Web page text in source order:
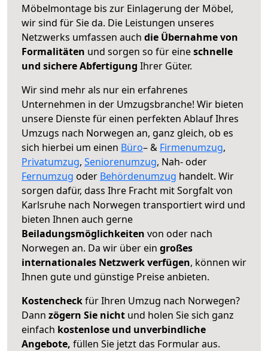
Möbelmontage bis zur Einlagerung der Möbel,
wir sind für Sie da. Die Leistungen unseres
Netzwerks umfassen auch die Übernahme von
Formalitäten und sorgen so für eineschnelle
und sichere Abfertigung Ihrer Güter.
Wir sind mehr als nur ein erfahrenes
Unternehmen in der Umzugsbranche! Wir bieten
unsere Dienste für einen perfekten Ablauf Ihres
Umzugs nach Norwegen an, ganz gleich, ob es
sich hierbei um einen Büro– & Firmenumzug,
Privatumzug, Seniorenumzug, Nah- oder
Fernumzug oder Behördenumzug handelt. Wir
sorgen dafür, dass Ihre Fracht mit Sorgfalt von
Karlsruhe nach Norwegen transportiert wird und
bieten Ihnen auch gerne
Beiladungsmöglichkeiten von oder nach
Norwegen an. Da wir über ein großes
internationales Netzwerk verfügen, können wir
Ihnen gute und günstige Preise anbieten.
Kostencheckfür Ihren Umzug nach Norwegen?
Dann zögern Sie nicht und holen Sie sich ganz
einfach kostenlose und unverbindliche
Angebote, füllen Sie jetzt das Formular aus.